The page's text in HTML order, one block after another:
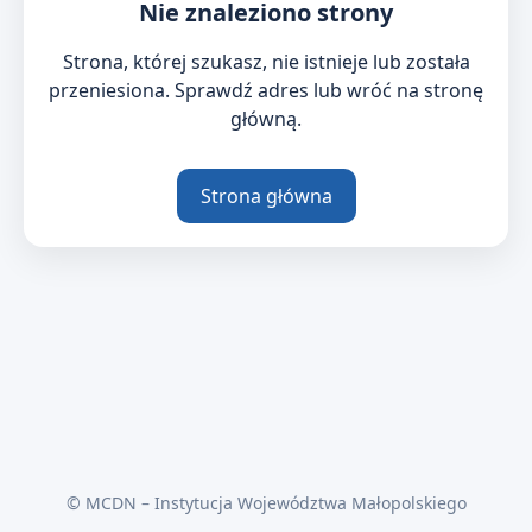
Nie znaleziono strony
Strona, której szukasz, nie istnieje lub została
przeniesiona. Sprawdź adres lub wróć na stronę
główną.
Strona główna
© MCDN – Instytucja Województwa Małopolskiego